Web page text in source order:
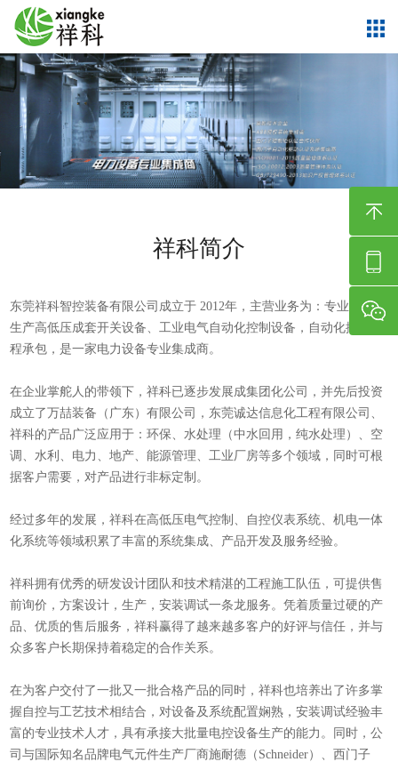
祥科简介
东莞祥科智控装备有限公司成立于 2012年，主营业务为：专业研发、
生产高低压成套开关设备、工业电气自动化控制设备，自动化控制工
程承包，是一家电力设备专业集成商。
在企业掌舵人的带领下，祥科已逐步发展成集团化公司，并先后投资
成立了万喆装备（广东）有限公司，东莞诚达信息化工程有限公司、
祥科的产品广泛应用于：环保、水处理（中水回用，纯水处理）、空
调、水利、电力、地产、能源管理、工业厂房等多个领域，同时可根
据客户需要，对产品进行非标定制。
经过多年的发展，祥科在高低压电气控制、自控仪表系统、机电一体
化系统等领域积累了丰富的系统集成、产品开发及服务经验。
祥科拥有优秀的研发设计团队和技术精湛的工程施工队伍，可提供售
前询价，方案设计，生产，安装调试一条龙服务。凭着质量过硬的产
品、优质的售后服务，祥科赢得了越来越多客户的好评与信任，并与
众多客户长期保持着稳定的合作关系。
在为客户交付了一批又一批合格产品的同时，祥科也培养出了许多掌
握自控与工艺技术相结合，对设备及系统配置娴熟，安装调试经验丰
富的专业技术人才，具有承接大批量电控设备生产的能力。同时，公
司与国际知名品牌电气元件生产厂商施耐德（Schneider）、西门子